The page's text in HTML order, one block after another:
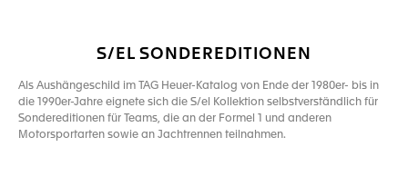
S/EL SONDEREDITIONEN
Als Aushängeschild im TAG Heuer-Katalog von Ende der 1980er- bis in
die 1990er-Jahre eignete sich die S/el Kollektion selbstverständlich für
Sondereditionen für Teams, die an der Formel 1 und anderen
Motorsportarten sowie an Jachtrennen teilnahmen.